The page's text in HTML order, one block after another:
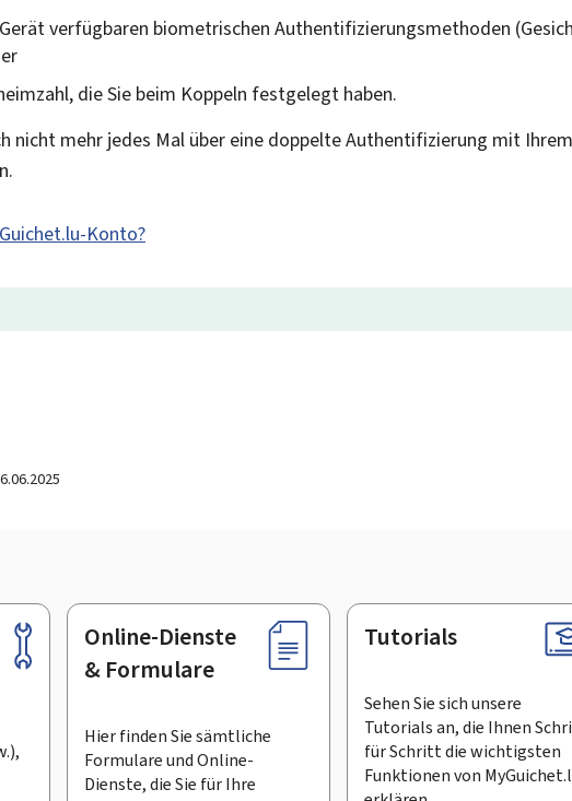
verfügbaren biometrischen Authentifizierungsmethoden
die Sie beim Koppeln festgelegt haben.
nicht mehr jedes Mal über eine doppelte Authentifizierung mit
Konto?
Online-Dienste
& Formulare
Hier finden Sie sämtliche
Formulare und Online-
Dienste, die Sie für Ihre
Tutorials
Sehen Sie sich unsere
Tutorials an, die Ihnen
für Schritt die wichtigsten
Funktionen von